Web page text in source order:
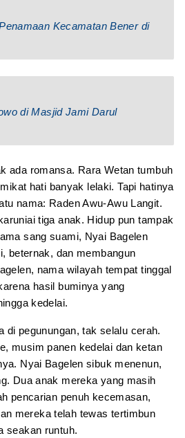
Kecamatan Bener di
di Masjid Jami Darul
ada romansa. Rara Wetan tumbuh
hati banyak lelaki. Tapi hatinya
nama: Raden Awu-Awu Langit.
tiga anak. Hidup pun tampak
sang suami, Nyai Bagelen
beternak, dan membangun
nama wilayah tempat tinggal
hasil buminya yang
kedelai.
di pegunungan, tak selalu cerah.
musim panen kedelai dan ketan
Nyai Bagelen sibuk menenun,
Dua anak mereka yang masih
pencarian penuh kecemasan,
mereka telah tewas tertimbun
seakan runtuh.